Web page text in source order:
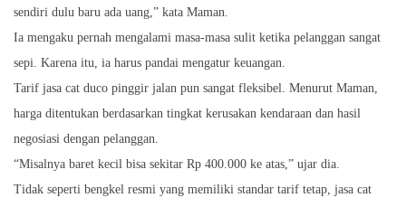
sendiri dulu baru ada uang,” kata Maman.
Ia mengaku pernah mengalami masa-masa sulit ketika pelanggan sangat
sepi. Karena itu, ia harus pandai mengatur keuangan.
Tarif jasa cat duco pinggir jalan pun sangat fleksibel. Menurut Maman,
harga ditentukan berdasarkan tingkat kerusakan kendaraan dan hasil
negosiasi dengan pelanggan.
“Misalnya baret kecil bisa sekitar Rp 400.000 ke atas,” ujar dia.
Tidak seperti bengkel resmi yang memiliki standar tarif tetap, jasa cat